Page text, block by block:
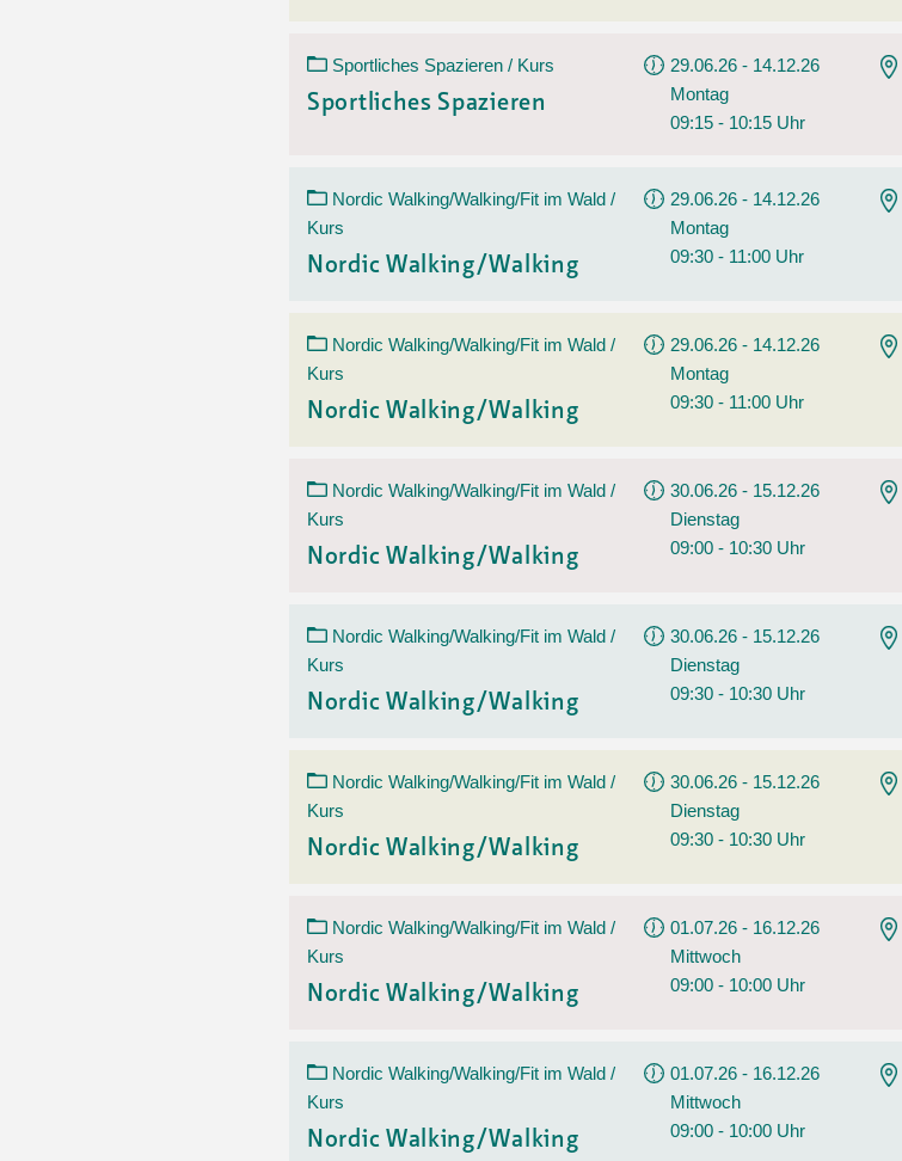
Sportliches Spazieren / Kurs
Sportliches Spazieren
29.06.26 - 14.12.26
Montag
09:15 - 10:15 Uhr
Nordic Walking/Walking/Fit im Wald /
Kurs
Nordic Walking/Walking
29.06.26 - 14.12.26
Montag
09:30 - 11:00 Uhr
Nordic Walking/Walking/Fit im Wald /
Kurs
Nordic Walking/Walking
29.06.26 - 14.12.26
Montag
09:30 - 11:00 Uhr
Nordic Walking/Walking/Fit im Wald /
Kurs
Nordic Walking/Walking
30.06.26 - 15.12.26
Dienstag
09:00 - 10:30 Uhr
Nordic Walking/Walking/Fit im Wald /
Kurs
Nordic Walking/Walking
30.06.26 - 15.12.26
Dienstag
09:30 - 10:30 Uhr
Nordic Walking/Walking/Fit im Wald /
Kurs
Nordic Walking/Walking
30.06.26 - 15.12.26
Dienstag
09:30 - 10:30 Uhr
Nordic Walking/Walking/Fit im Wald /
Kurs
Nordic Walking/Walking
01.07.26 - 16.12.26
Mittwoch
09:00 - 10:00 Uhr
Nordic Walking/Walking/Fit im Wald /
Kurs
Nordic Walking/Walking
01.07.26 - 16.12.26
Mittwoch
09:00 - 10:00 Uhr